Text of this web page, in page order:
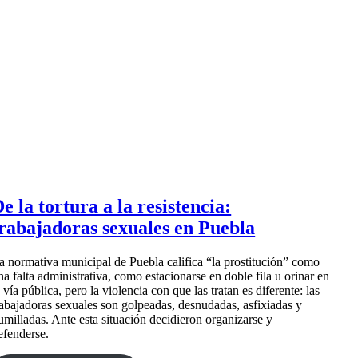
la tortura a la resistencia:
sexuales en Puebla
normativa municipal de Puebla califica “la prostitución” como
falta administrativa, como estacionarse en doble fila u orinar en
vía pública, pero la violencia con que las tratan es diferente: las
sexuales son golpeadas, desnudadas, asfixiadas y
Ante esta situación decidieron organizarse y